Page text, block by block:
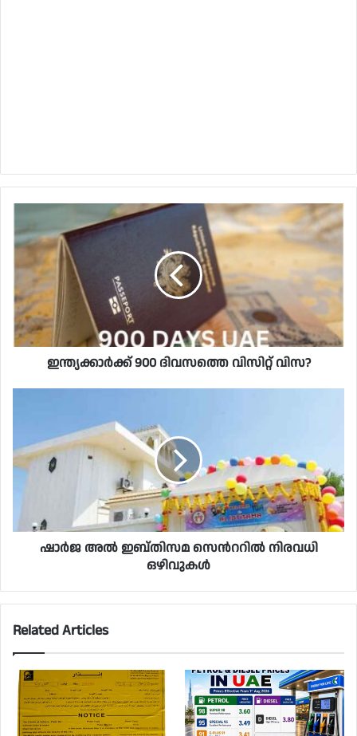
ഇന്ത്യക്കാർക്ക് 900 ദിവസത്തെ വിസിറ്റ് വിസ?
ഷാർജ അൽ ഇബ്തിസമ സെൻററിൽ നിരവധി
ഒഴിവുകൾ
Related Articles